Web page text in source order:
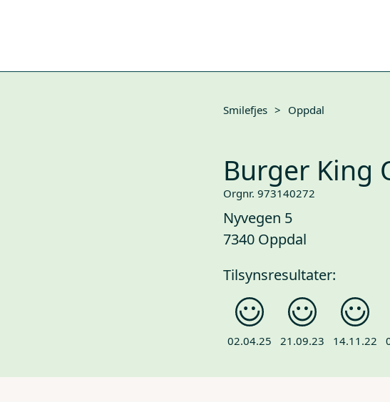
Smilefjes > Oppdal
Burger King
Orgnr. 973140272
Nyvegen 5
7340 Oppdal
Tilsynsresultater:
02.04.25 21.09.23 14.11.22